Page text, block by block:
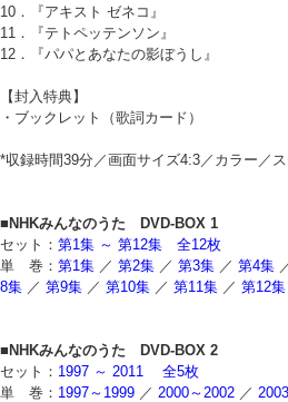
10．『アキスト ゼネコ』
11．『テトペッテンソン』
12．『パパとあなたの影ぼうし』
【封入特典】
・ブックレット（歌詞カード）
*収録時間39分／画面サイズ4:3／カラー／
■NHKみんなのうた DVD-BOX 1
セット： 第1集 ～ 第12集 全12枚
単 巻： 第1集 ／ 第2集 ／ 第3集 ／ 第4集
8集 ／ 第9集 ／ 第10集 ／ 第11集 ／ 第12集
■NHKみんなのうた DVD-BOX 2
セット： 1997 ～ 2011 全5枚
単 巻： 1997～1999 ／ 2000～2002 ／